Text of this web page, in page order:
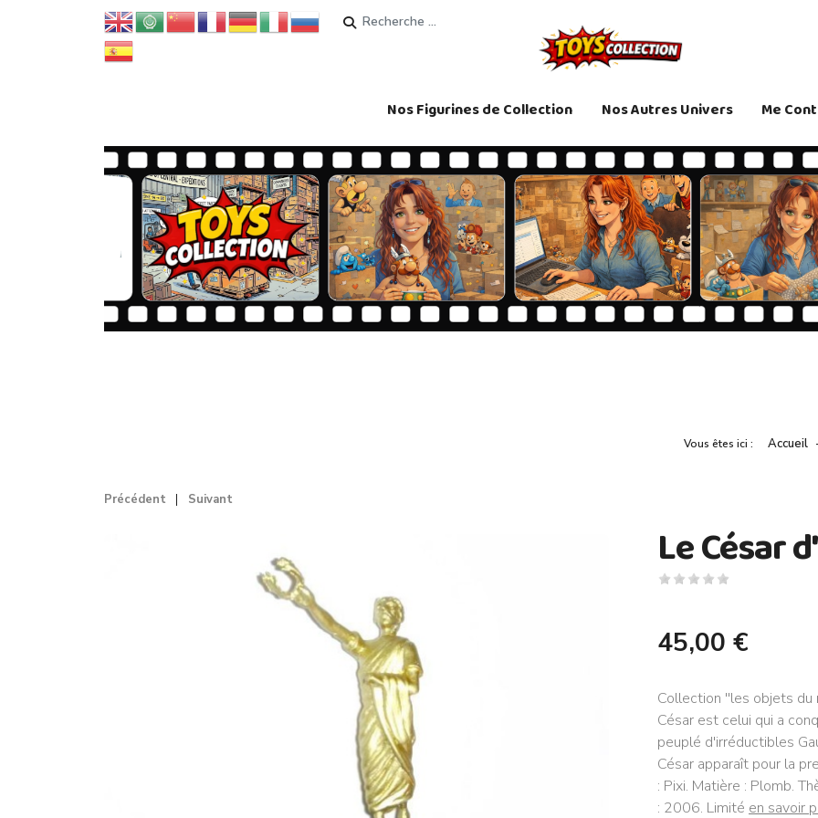
Rechercher
Nos Figurines de Collection Nos Autres Univers Me
Vous êtes ici : Accueil
Précédent Suivant
Le César
45,00 €
Collection ''les objets du
César est celui qui a
peuplé d'irréductibles
César apparaît pour la
: Pixi. Matière : Plomb.
: 2006. Limité en savoir